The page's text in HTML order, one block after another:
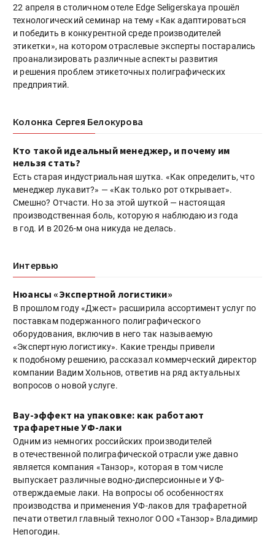
22 апреля в столичном отеле Edge Seligerskaya прошёл
технологический семинар на тему «Как адаптироваться
и победить в конкурентной среде производителей
этикетки», на котором отраслевые эксперты постарались
проанализировать различные аспекты развития
и решения проблем этикеточных полиграфических
предприятий.
Колонка Сергея Белокурова
Кто такой идеальный менеджер, и почему им
нельзя стать?
Есть старая индустриальная шутка. «Как определить, что
менеджер лукавит?» — «Как только рот открывает».
Смешно? Отчасти. Но за этой шуткой — настоящая
производственная боль, которую я наблюдаю из года
в год. И в 2026-м она никуда не делась.
Интервью
Нюансы «Экспертной логистики»
В прошлом году «Джест» расширила ассортимент услуг по
поставкам подержанного полиграфического
оборудования, включив в него так называемую
«Экспертную логистику». Какие тренды привели
к подобному решению, рассказал коммерческий директор
компании Вадим Хольнов, ответив на ряд актуальных
вопросов о новой услуге.
Вау-эффект на упаковке: как работают
трафаретные УФ-лаки
Одним из немногих российских производителей
в отечественной полиграфической отрасли уже давно
является компания «Танзор», которая в том числе
выпускает различные водно-дисперсионные и УФ-
отверждаемые лаки. На вопросы об особенностях
производства и применения УФ-лаков для трафаретной
печати ответил главный технолог ООО «Танзор» Владимир
Непогодин.